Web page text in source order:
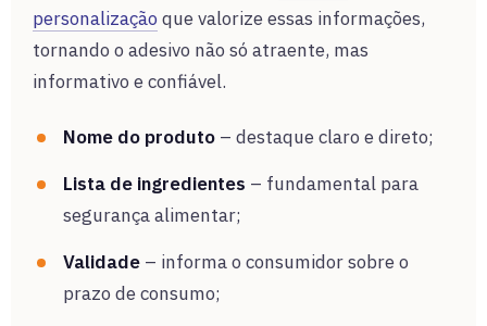
personalizaçãoque valorize essas informações,
tornando o adesivo não só atraente, mas
informativo e confiável.
Nome do produto – destaque claro e direto;
Lista de ingredientes – fundamental para
segurança alimentar;
Validade – informa o consumidor sobre o
prazo de consumo;